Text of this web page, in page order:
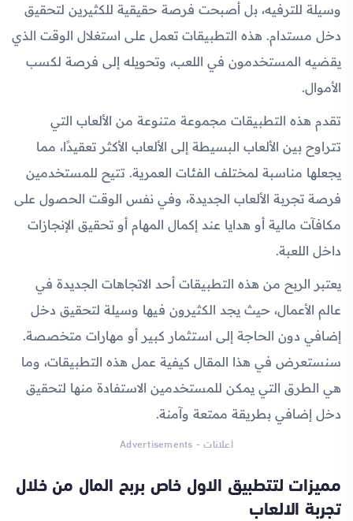
وسيلة للترفيه، بل أصبحت فرصة حقيقية للكثيرين لتحقيق
دخل مستدام. هذه التطبيقات تعمل على استغلال الوقت الذي
يقضيه المستخدمون في اللعب، وتحويله إلى فرصة لكسب
الأموال.
تقدم هذه التطبيقات مجموعة متنوعة من الألعاب التي
تتراوح بين الألعاب البسيطة إلى الألعاب الأكثر تعقيدًا، مما
يجعلها مناسبة لمختلف الفئات العمرية. تتيح للمستخدمين
فرصة تجربة الألعاب الجديدة، وفي نفس الوقت الحصول على
مكافآت مالية أو هدايا عند إكمال المهام أو تحقيق الإنجازات
داخل اللعبة.
يعتبر الربح من هذه التطبيقات أحد الاتجاهات الجديدة في
عالم الأعمال، حيث يجد الكثيرون فيها وسيلة لتحقيق دخل
إضافي دون الحاجة إلى استثمار كبير أو مهارات متخصصة.
سنستعرض في هذا المقال كيفية عمل هذه التطبيقات، وما
هي الطرق التي يمكن للمستخدمين الاستفادة منها لتحقيق
دخل إضافي بطريقة ممتعة وآمنة.
اعلانات - Advertisements
مميزات لتتطبيق الاول خاص بربح المال من خلال
تجربة الالعاب